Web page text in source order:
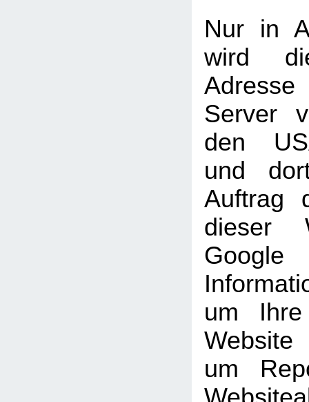
Nur in
wird
Server
den
und
Auftrag
dieser
um
um